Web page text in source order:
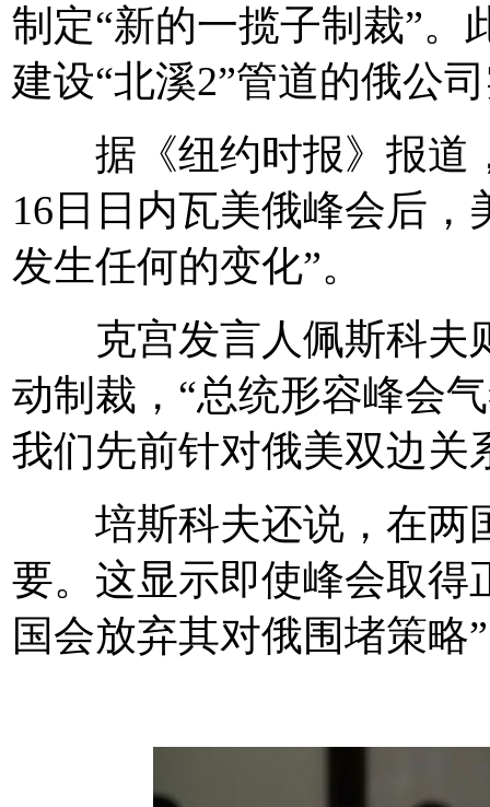
制定“新的一揽子制裁”。
建设“北溪2”管道的俄公
据《纽约时报》报道
16日日内瓦美俄峰会后
发生任何的变化”。
克宫发言人佩斯科夫
动制裁，“总统形容峰会
我们先前针对俄美双边关
培斯科夫还说，在两
要。这显示即使峰会取得
国会放弃其对俄围堵策略